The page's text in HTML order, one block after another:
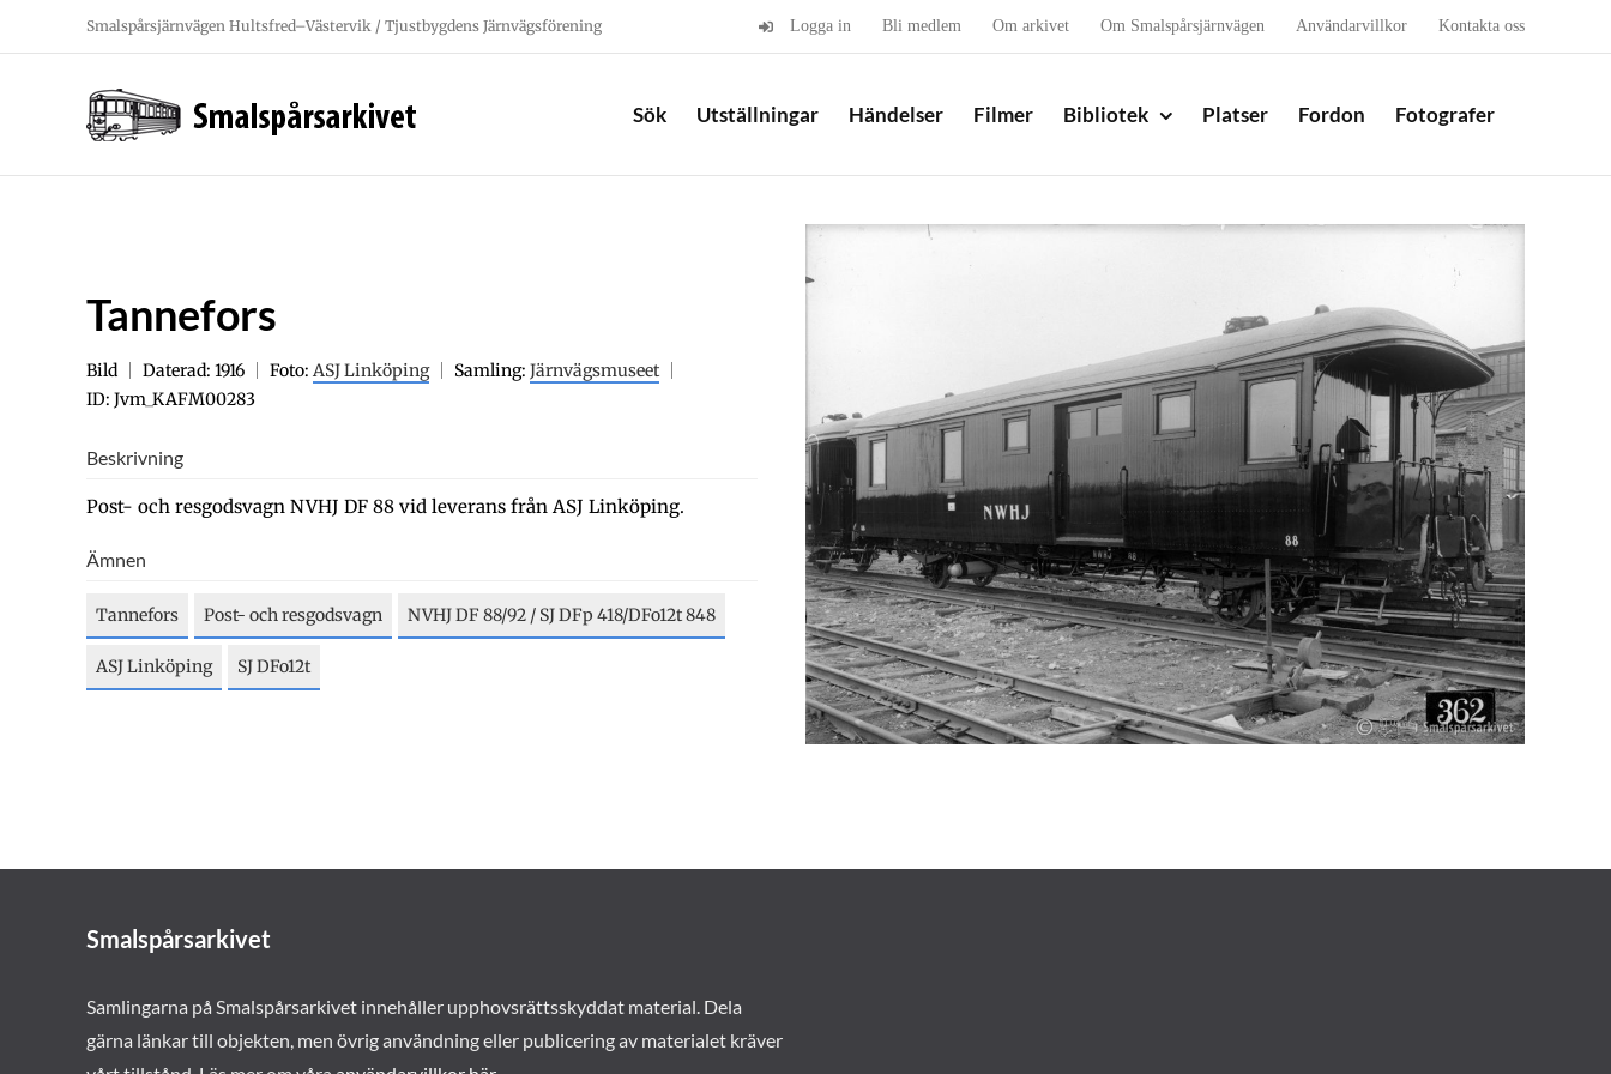
Smalspårsjärnvägen Hultsfred–Västervik / Tjustbygdens Järnvägsförening Logga in Bli medlem Om arkivet Om Smalspårsjärnvägen Användarvillkor Kontakta oss
Sök Utställningar Händelser Filmer Bibliotek Platser Fordon Fotografer
Tannefors
Bild Daterad: 1916 Foto: ASJ Linköping Samling: Järnvägsmuseet
ID: Jvm_KAFM00283
Beskrivning
Post- och resgodsvagn NVHJ DF 88 vid leverans från ASJ Linköping.
Ämnen
Tannefors Post- och resgodsvagn NVHJ DF 88/92 / SJ DFp 418/DFo12t 848
ASJ Linköping SJ DFo12t
Smalspårsarkivet
Samlingarna på Smalspårsarkivet innehåller upphovsrättsskyddat material. Dela
gärna länkar till objekten, men övrig användning eller publicering av materialet kräver